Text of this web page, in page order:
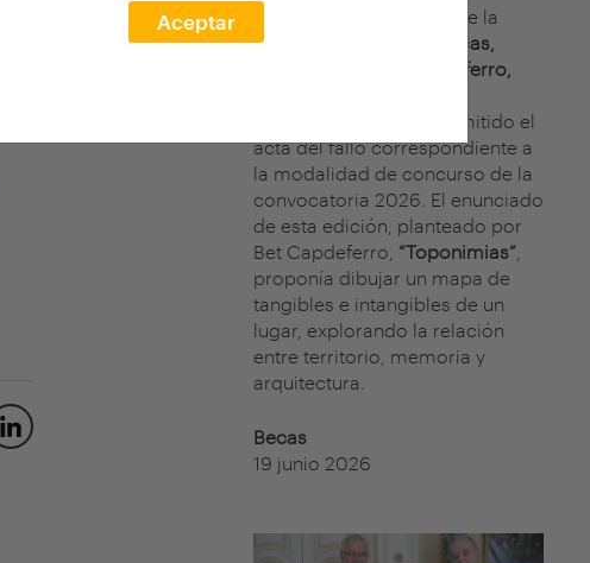
Aceptar
El jurado del concurso de la
XXVII edición arquia/becas,
Bet Capdeferro,
bosch.capdeferro, ha emitido el
acta del fallo correspondiente a
la modalidad de concurso de la
convocatoria 2026. El enunciado
de esta edición, planteado por
Bet Capdeferro, “Toponimias”,
proponía dibujar un mapa de
tangibles e intangibles de un
lugar, explorando la relación
entre territorio, memoria y
arquitectura.
Becas
19 junio 2026